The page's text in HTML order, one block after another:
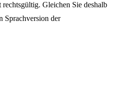
Gleichen Sie deshalb
Sprachversion der